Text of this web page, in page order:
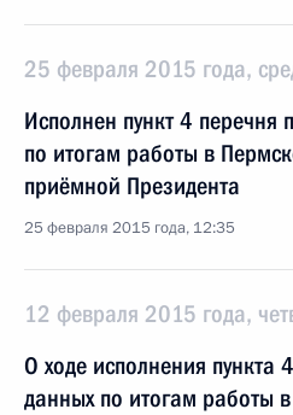
25 февраля 2015 года,
Исполнен пункт 4 перечня
по итогам работы в
приёмной Президента
25 февраля 2015 года, 12:35
12 февраля 2015 года,
О ходе исполнения пункта
данных по итогам работы